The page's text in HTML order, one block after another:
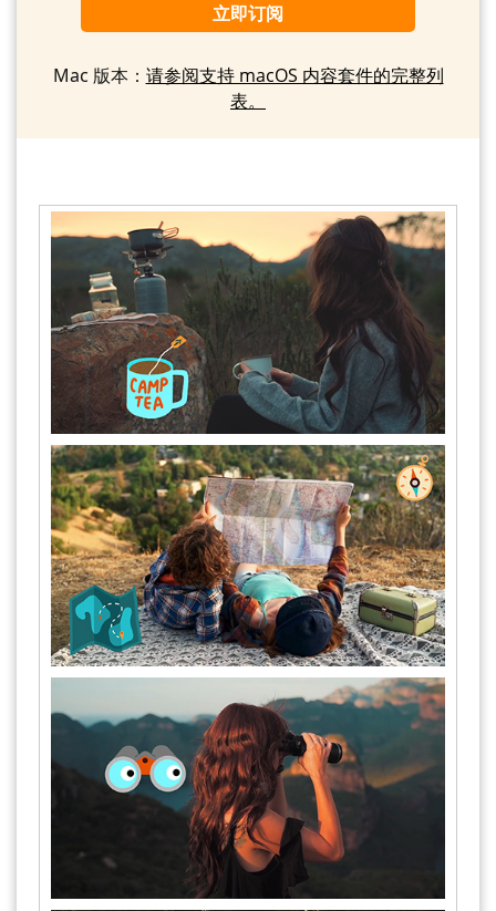
立即订阅
Mac 版本： 请参阅支持 macOS 内容套件的完整列
表。